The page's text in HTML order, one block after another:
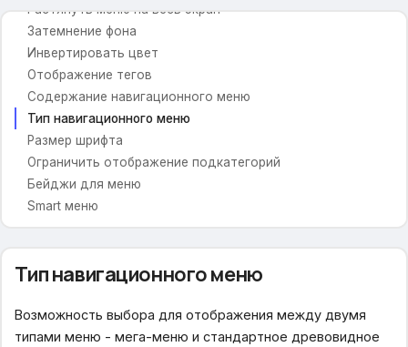
Растянуть меню на весь экран
Затемнение фона
Инвертировать цвет
Отображение тегов
Содержание навигационного меню
Тип навигационного меню
Размер шрифта
Ограничить отображение подкатегорий
Бейджи для меню
Smart меню
Отображение блоков
Время смены слайдов
Тип слайдера
Тип навигационного меню
Возможность выбора для отображения между двумя
типами меню - мега-меню и стандартное древовидное